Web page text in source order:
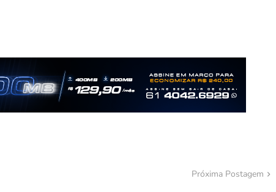
Próxima Postagem